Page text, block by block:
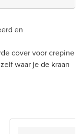
en
cover voor crepine
waar je de kraan